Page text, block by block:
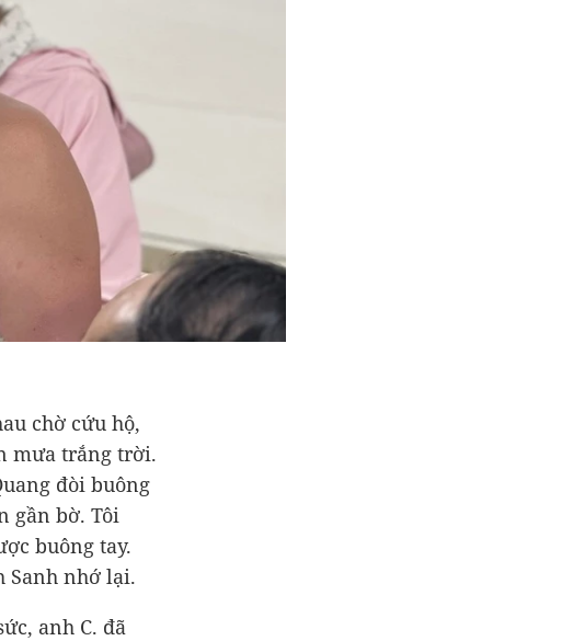
chờ cứu hộ,
mưa trắng trời.
đòi buông
gần bờ. Tôi
buông tay.
Sanh nhớ lại.
anh C. đã